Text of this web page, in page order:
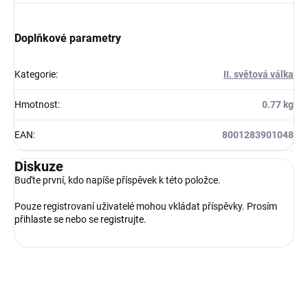
Doplňkové parametry
Kategorie: II. světová válka
Hmotnost: 0.77 kg
EAN: 8001283901048
Diskuze
Buďte první, kdo napíše příspěvek k této položce.
Pouze registrovaní uživatelé mohou vkládat příspěvky. Prosím
přihlaste se nebo se registrujte.